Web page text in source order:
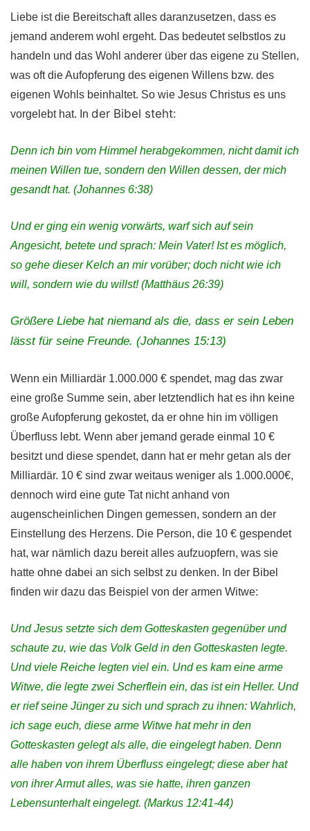
Liebe ist die Bereitschaft alles daranzusetzen, dass es
jemand anderem wohl ergeht. Das bedeutet selbstlos zu
handeln und das Wohl anderer über das eigene zu Stellen,
was oft die Aufopferung des eigenen Willens bzw. des
eigenen Wohls beinhaltet. So wie Jesus Christus es uns
vorgelebt hat. In der Bibel steht:
Denn ich bin vom Himmel herabgekommen, nicht damit ich
meinen Willen tue, sondern den Willen dessen, der mich
gesandt hat. (Johannes 6:38)
Und er ging ein wenig vorwärts, warf sich auf sein
Angesicht, betete und sprach: Mein Vater! Ist es möglich,
so gehe dieser Kelch an mir vorüber; doch nicht wie ich
will, sondern wie du willst! (Matthäus 26:39)
Größere Liebe hat niemand als die, dass er sein Leben
lässt für seine Freunde. (Johannes 15:13)
Wenn ein Milliardär 1.000.000 € spendet, mag das zwar
eine große Summe sein, aber letztendlich hat es ihn keine
große Aufopferung gekostet, da er ohne hin im völligen
Überfluss lebt. Wenn aber jemand gerade einmal 10 €
besitzt und diese spendet, dann hat er mehr getan als der
Milliardär. 10 € sind zwar weitaus weniger als 1.000.000€,
dennoch wird eine gute Tat nicht anhand von
augenscheinlichen Dingen gemessen, sondern an der
Einstellung des Herzens. Die Person, die 10 € gespendet
hat, war nämlich dazu bereit alles aufzuopfern, was sie
hatte ohne dabei an sich selbst zu denken. In der Bibel
finden wir dazu das Beispiel von der armen Witwe:
Und Jesus setzte sich dem Gotteskasten gegenüber und
schaute zu, wie das Volk Geld in den Gotteskasten legte.
Und viele Reiche legten viel ein. Und es kam eine arme
Witwe, die legte zwei Scherflein ein, das ist ein Heller. Und
er rief seine Jünger zu sich und sprach zu ihnen: Wahrlich,
ich sage euch, diese arme Witwe hat mehr in den
Gotteskasten gelegt als alle, die eingelegt haben. Denn
alle haben von ihrem Überfluss eingelegt; diese aber hat
von ihrer Armut alles, was sie hatte, ihren ganzen
Lebensunterhalt eingelegt. (Markus 12:41-44)